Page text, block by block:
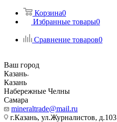
Корзина0
Избранные товары0
Сравнение товаров0
Ваш город
Казань
Казань
Набережные Челны
Самара
mineraltrade@mail.ru
г.Казань, ул.Журналистов, д.103